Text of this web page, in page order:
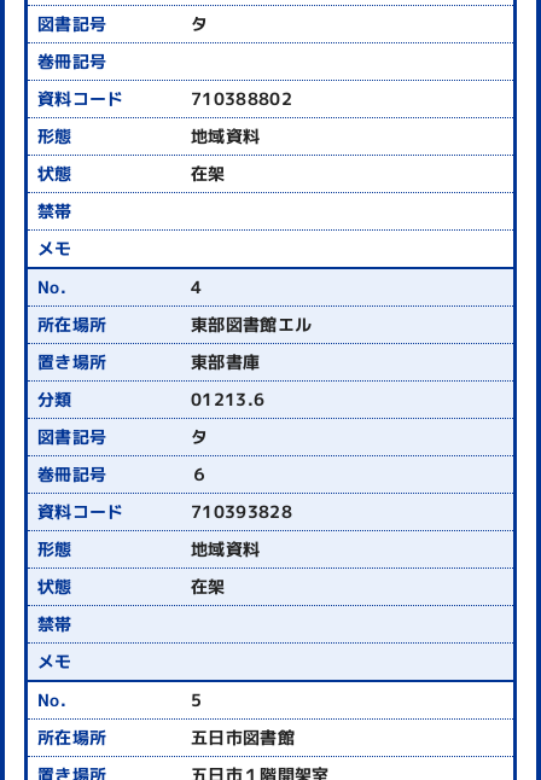
タ
710388802
地域資料
在架
4
東部図書館エル
東部書庫
01213.6
タ
６
710393828
地域資料
在架
5
五日市図書館
五日市１階開架室